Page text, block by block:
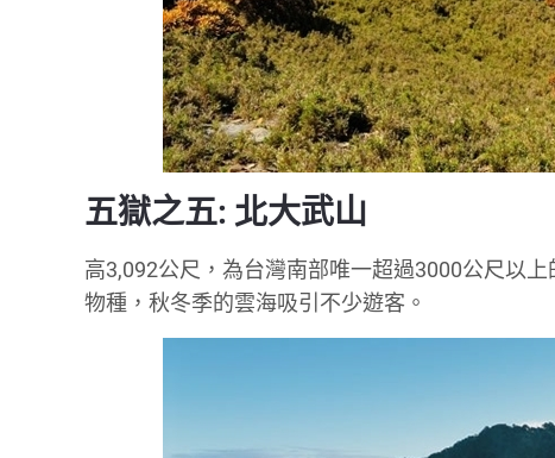
五獄之五: 北大武山
高3,092公尺，為台灣南部唯一超過3000公尺以
物種，秋冬季的雲海吸引不少遊客。